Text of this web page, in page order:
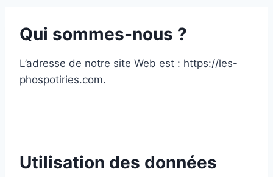
Qui sommes-nous ?
L’adresse de notre site Web est : https://les-
phospotiries.com.
Utilisation des données